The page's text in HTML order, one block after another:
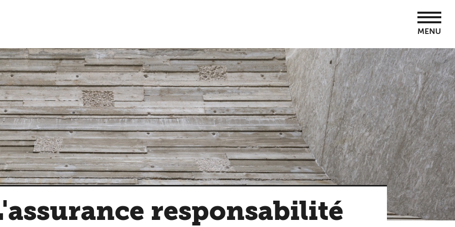
MENU
responsabilité